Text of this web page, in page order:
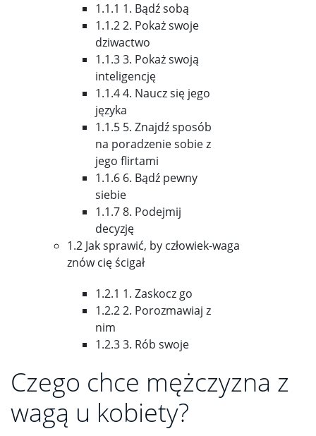
1.1.1 1. Bądź sobą
1.1.2 2. Pokaż swoje
dziwactwo
1.1.3 3. Pokaż swoją
inteligencję
1.1.4 4. Naucz się jego
języka
1.1.5 5. Znajdź sposób
na poradzenie sobie z
jego flirtami
1.1.6 6. Bądź pewny
siebie
1.1.7 8. Podejmij
decyzję
1.2 Jak sprawić, by człowiek-waga
znów cię ścigał
1.2.1 1. Zaskocz go
1.2.2 2. Porozmawiaj z
nim
1.2.3 3. Rób swoje
Czego chce mężczyzna z
wagą u kobiety?